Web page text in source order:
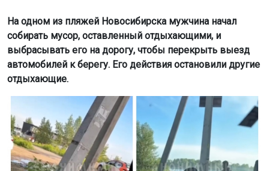
На одном из пляжей Новосибирска мужчина начал
собирать мусор, оставленный отдыхающими, и
выбрасывать его на дорогу, чтобы перекрыть выезд
автомобилей к берегу. Его действия остановили другие
отдыхающие.